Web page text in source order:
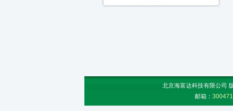
北京海富达科技有限公司
邮箱：